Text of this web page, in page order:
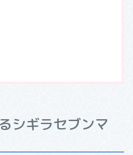
シギラセブンマ